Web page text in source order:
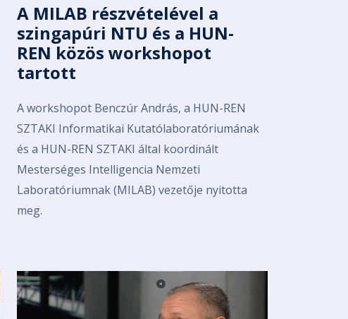
A MILAB részvételével a
szingapúri NTU és a HUN-
REN közös workshopot
tartott
A workshopot Benczúr András, a HUN-REN
SZTAKI Informatikai Kutatólaboratóriumának
és a HUN-REN SZTAKI által koordinált
Mesterséges Intelligencia Nemzeti
Laboratóriumnak (MILAB) vezetője nyitotta
meg.